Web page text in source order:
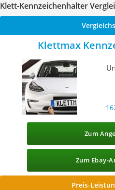
Klett-Kennzeichenhalter
Klettmax
Zum
Zum Ebay-
Preis-